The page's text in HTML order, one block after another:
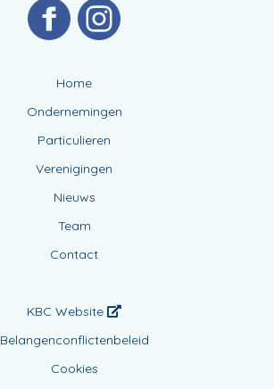
Home
Ondernemingen
Particulieren
Verenigingen
Nieuws
Team
Contact
KBC Website
Belangenconflictenbeleid
Cookies